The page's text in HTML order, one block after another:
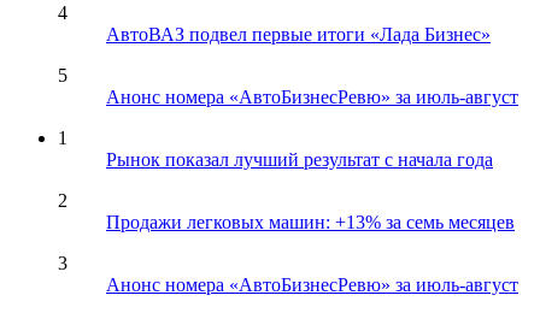
4
АвтоВАЗ подвел первые итоги «Лада Бизнес»
5
Анонс номера «АвтоБизнесРевю» за июль-август
1
Рынок показал лучший результат с начала года
2
Продажи легковых машин: +13% за семь месяцев
3
Анонс номера «АвтоБизнесРевю» за июль-август